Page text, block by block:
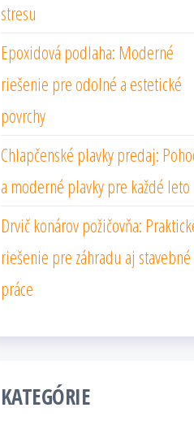
stresu
Epoxidová podlaha: Moderné
riešenie pre odolné a estetické
povrchy
Chlapčenské plavky predaj:
a moderné plavky pre každé leto
Drvič konárov požičovňa:
riešenie pre záhradu aj stavebné
práce
KATEGÓRIE